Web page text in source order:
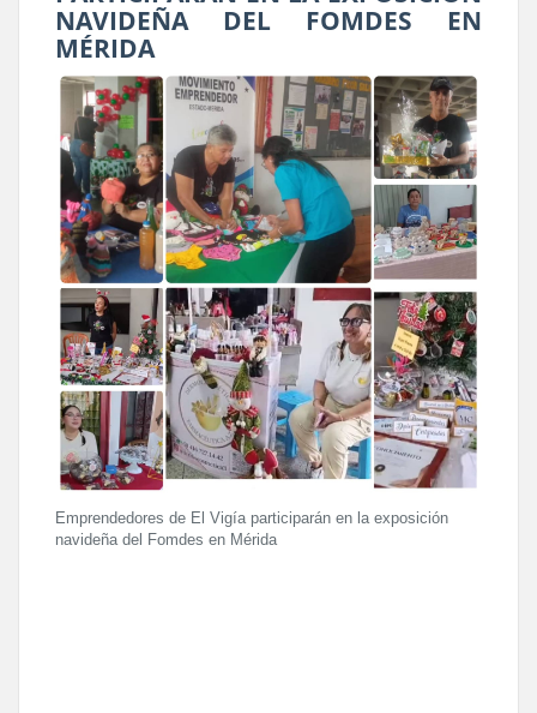
NAVIDEÑA DEL FOMDES EN
MÉRIDA
Emprendedores de El Vigía participarán en la exposición
navideña del Fomdes en Mérida